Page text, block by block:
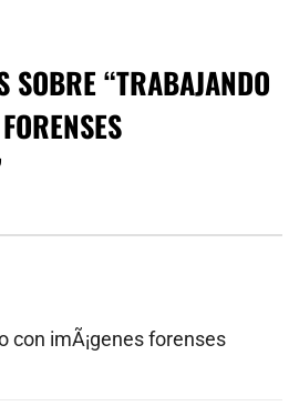
SOBRE “TRABAJANDO
con imÃ¡genes forenses